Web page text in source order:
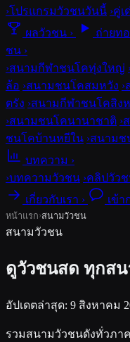
›โปรแกรมวัวชนวันนี้ ›คู่เ
ผลวัวชน › ถ่ายท
ชน ›
›สนามกีฬาชนโคทุ่งใหญ่
ล้อ ›สนามชนโคสมหวัง ›
ตรัง ›สนามกีฬาชนโคสิง
›สนามชนโคนานาชาติ ›
ชนโคบ้านหยีใน ›สนามช
บทความ ›
›บทความวัวชน ›คลิปวัว
เกี่ยวกับเรา › เข้า
หน้าแรก›สนามวัวชน
สนามวัวชน
ดูวัวชนสด ทุกส
อัปเดตล่าสุด: 9 สิงหาคม
รวมสนามวัวชนดังทั่วภา